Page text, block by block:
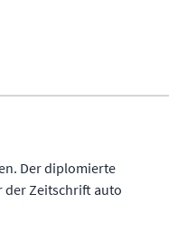
Der diplomierte
der Zeitschrift auto